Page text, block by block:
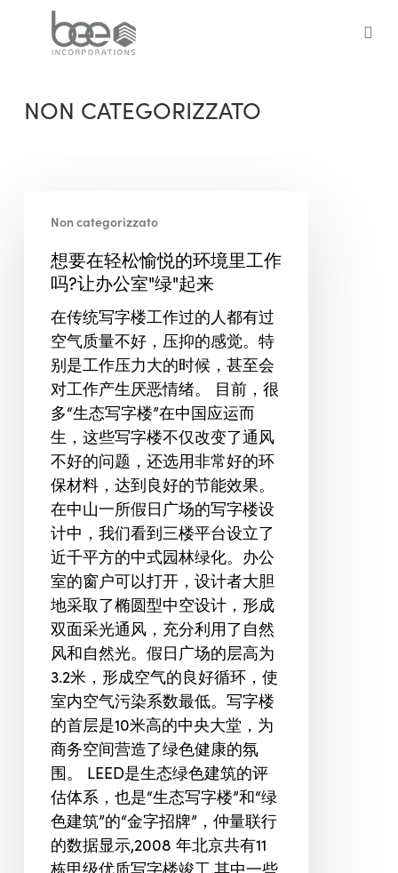
NON CATEGORIZZATO
室"绿"起
Non categorizzato
想要在轻松愉悦的环境里工作
吗?让办公室"绿"起来
在传统写字楼工作过的人都有过
空气质量不好，压抑的感觉。特
别是工作压力大的时候，甚至会
对工作产生厌恶情绪。 目前，很
多“生态写字楼”在中国应运而
生，这些写字楼不仅改变了通风
不好的问题，还选用非常好的环
保材料，达到良好的节能效果。
在中山一所假日广场的写字楼设
计中，我们看到三楼平台设立了
近千平方的中式园林绿化。办公
室的窗户可以打开，设计者大胆
地采取了椭圆型中空设计，形成
双面采光通风，充分利用了自然
风和自然光。假日广场的层高为
3.2米，形成空气的良好循环，使
室内空气污染系数最低。写字楼
的首层是10米高的中央大堂，为
商务空间营造了绿色健康的氛
围。 LEED是生态绿色建筑的评
估体系，也是“生态写字楼”和“绿
色建筑”的“金字招牌”，仲量联行
的数据显示,2008 年北京共有11
栋甲级优质写字楼竣工,其中一些